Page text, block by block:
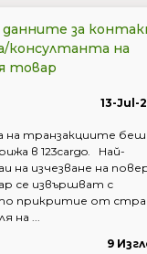
данните за
консултанта на
товар
13-Jul-
на транзакциите
в 123cargo. Най-
на изчезване на
се извършват с
прикритие от
на ...
9